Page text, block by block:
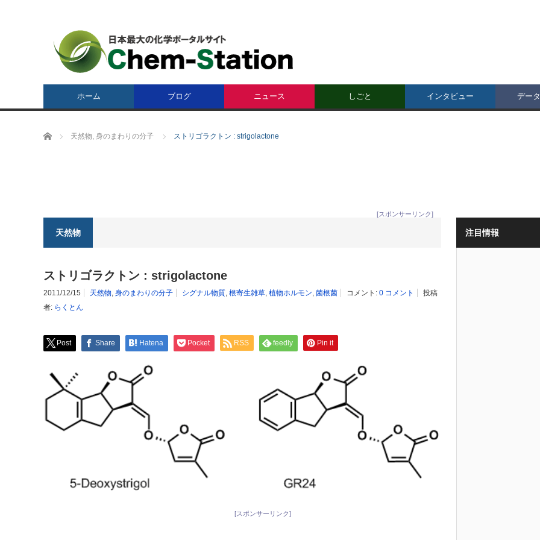
ホーム ブログ ニュース しごと インタビュー デー
ホーム 天然物, 身のまわりの分子 ストリゴラクトン : strigolactone
[スポンサーリンク]
天然物
ストリゴラクトン : strigolactone
2011/12/15 天然物, 身のまわりの分子 シグナル物質, 根寄生雑草, 植物ホルモン, 菌根菌 コメント: 0 コメント
投稿
者: らくとん
Post Share Hatena Pocket RSS feedly Pin it
[スポンサーリンク]
注目情報